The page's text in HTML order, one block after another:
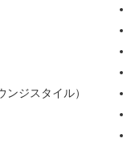
ジスタイル）